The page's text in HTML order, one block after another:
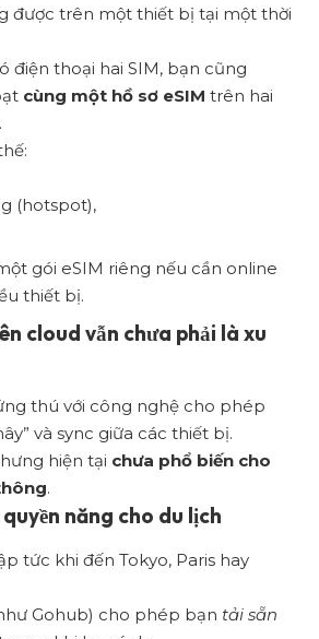
được trên một thiết bị tại một thời
điện thoại hai SIM, bạn cũng
cùng một hồ sơ eSIM trên hai
(hotspot),
gói eSIM riêng nếu cần online
thiết bị.
cloud vẫn chưa phải là xu
thú với công nghệ cho phép
và sync giữa các thiết bị.
hiện tại chưa phổ biến cho
.
năng cho du lịch
tức khi đến Tokyo, Paris hay
Gohub) cho phép bạn tải sẵn